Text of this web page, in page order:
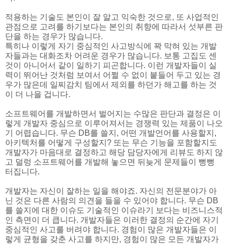
적용하는 기술도 본인이 잘 알고 익숙한 것으로, 또 사업적인
관점으로 고려를 하기보다는 본인의 취향에 따라서 섯부른 판
단을 하는 경우가 많습니다.
특히나 이렇게 자기 중심적인 사고방식에 꽉 막혀 있는 개발
자들과는 대화조차 어려운 경우가 많습니다. 보통 고집도 센
것이 아니어서 같이 일하기 피곤합니다. 이런 개발자들이 실
력이 뛰어난 것처럼 보여서 어쩔 수 없이 붙들어 두고 있는 경
우가 많은데 일찌감치 팀에서 제외를 하던가 해고를 하는 것
이 더 나을 겁니다.
소프트웨어를 개발하면서 벌어지는 수많은 판단과 결정은 이
렇게 개발자 중심으로 이루어져서는 경쟁력 있는 제품이 나오
기 어렵습니다. 무슨 DB를 쓸지, 어떤 개발언어를 사용할지,
아키텍처를 어떻게 구성할지? 또는 무슨 기능을 포함할지도
개발자가 마음대로 결정하고 해당 담당자에게 리뷰도 하지 않
고 덜렁 소프트웨어를 개발해 놓으면 뒤늦게 문제들이 뻥뻥
터집니다.
개발자는 자신이 잘하는 일을 해야죠. 자신의 전문분야가 아
닌 것은 다른 사람의 의견을 들을 수 있어야 합니다. 무슨 DB
를 쓸지에 대한 이슈도 기술적인 이슈라기 보다는 비즈니스적
인 측면이 더 큽니다. 개발자들은 이러한 결정의 순간에 자기
중심적인 사고를 버려야 합니다. 경험이 많은 개발자들은 이
렇게 균형을 갖춘 사고를 하지만, 경험이 많은 모든 개발자가